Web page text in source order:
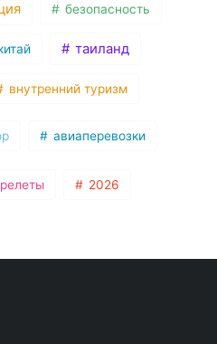
безопасность
таиланд
внутренний туризм
авиаперевозки
2026